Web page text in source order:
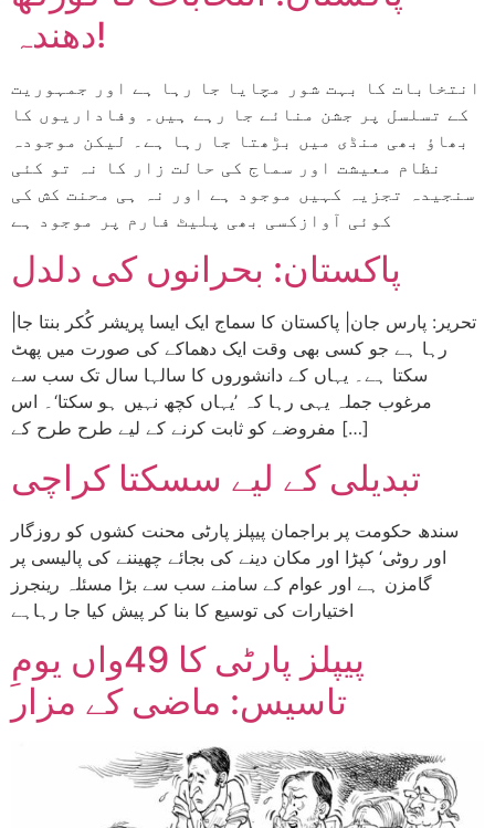
دھندہ!
انتخابات کا بہت شور مچایا جا رہا ہے اور جمہوریت
کے تسلسل پر جشن منائے جا رہے ہیں۔ وفاداریوں کا
بھاؤ بھی منڈی میں بڑھتا جا رہا ہے۔ لیکن موجودہ
نظام معیشت اور سماج کی حالت زار کا نہ تو کئی
سنجیدہ تجزیہ کہیں موجود ہے اور نہ ہی محنت کش کی
کوئی آوازکسی بھی پلیٹ فارم پر موجود ہے
پاکستان: بحرانوں کی دلدل
رہا ہے جو کسی بھی وقت ایک دھماکے کی صورت میں پھٹ
سکتا ہے۔ یہاں کے دانشوروں کا سالہا سال تک سب سے
مرغوب جملہ یہی رہا کہ ’یہاں کچھ نہیں ہو سکتا‘۔ اس
مفروضے کو ثابت کرنے کے لیے طرح طرح کے […]
تبدیلی کے لیے سسکتا کراچی
سندھ حکومت پر براجمان پیپلز پارٹی محنت کشوں کو روزگار
اور روٹی‘ کپڑا اور مکان دینے کی بجائے چھیننے کی پالیسی پر
گامزن ہے اور عوام کے سامنے سب سے بڑا مسئلہ رینجرز
اختیارات کی توسیع کا بنا کر پیش کیا جا رہاہے
پیپلز پارٹی کا 49واں یومِ
تاسیس: ماضی کے مزار